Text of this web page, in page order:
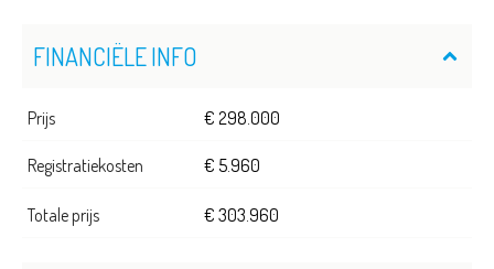
FINANCIËLE INFO
Prijs € 298.000
Registratiekosten € 5.960
Totale prijs € 303.960